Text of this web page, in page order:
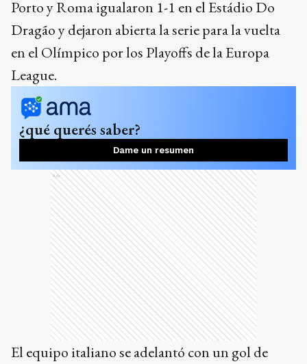
Porto y Roma igualaron 1-1 en el Estádio Do
Dragão y dejaron abierta la serie para la vuelta
en el Olímpico por los Playoffs de la Europa
League.
¿qué querés saber?
Dame un resumen
Ads
El equipo italiano se adelantó con un gol de